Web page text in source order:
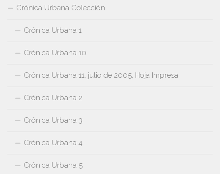
Crónica Urbana Colección
Crónica Urbana 1
Crónica Urbana 10
Crónica Urbana 11, julio de 2005, Hoja Impresa
Crónica Urbana 2
Crónica Urbana 3
Crónica Urbana 4
Crónica Urbana 5